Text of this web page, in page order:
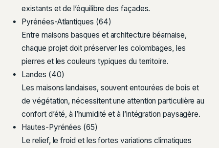
existants et de l’équilibre des façades.
Pyrénées-Atlantiques (64)
Entre maisons basques et architecture béarnaise,
chaque projet doit préserver les colombages, les
pierres et les couleurs typiques du territoire.
Landes (40)
Les maisons landaises, souvent entourées de bois et
de végétation, nécessitent une attention particulière au
confort d’été, à l’humidité et à l’intégration paysagère.
Hautes-Pyrénées (65)
Le relief, le froid et les fortes variations climatiques